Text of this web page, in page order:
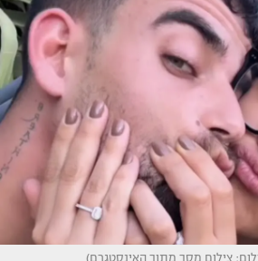
צילום מסך מתוך האינסטגרם)